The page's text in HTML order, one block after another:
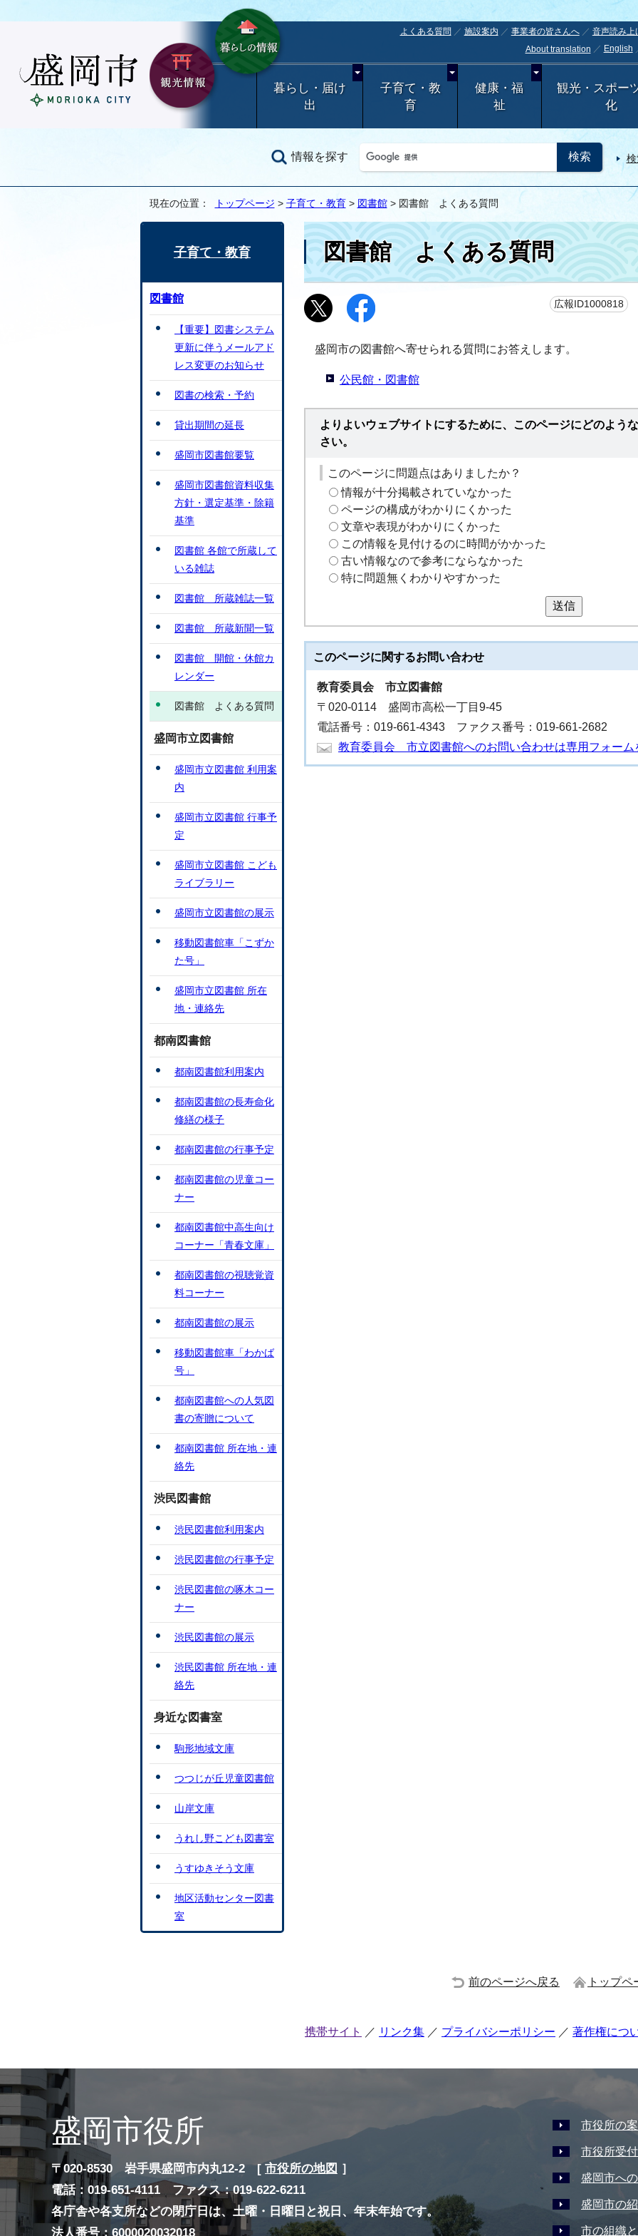
よくある質問 施設案内 事業者の皆さんへ 音声読み上
About translation
English
暮らし・届け
出
子育て・教
育
健康・福
祉
観光・スポー
化
情報を探す
現在の位置： トップページ > 子育て・教育> 図書館> 図書館 よくある質問
図書館 よくある質問
広報ID1000818
盛岡市の図書館へ寄せられる質問にお答えします。
公民館・図書館
よりよいウェブサイトにするために、このページにどのよう
さい。
このページに問題点はありましたか？
情報が十分掲載されていなかった
ページの構成がわかりにくかった
文章や表現がわかりにくかった
この情報を見付けるのに時間がかかった
古い情報なので参考にならなかった
特に問題無くわかりやすかった
送信
このページに関するお問い合わせ
教育委員会 市立図書館
〒020-0114 盛岡市高松一丁目9-45
電話番号：019-661-4343 ファクス番号：019-661-2682
教育委員会 市立図書館へのお問い合わせは専用フォーム
子育て・教育
図書館
【重要】図書システム
更新に伴うメールアド
レス変更のお知らせ
図書の検索・予約
貸出期間の延長
盛岡市図書館要覧
盛岡市図書館資料収集
方針・選定基準・除籍
基準
図書館 各館で所蔵して
いる雑誌
図書館 所蔵雑誌一覧
図書館 所蔵新聞一覧
図書館 開館・休館カ
レンダー
図書館 よくある質問
盛岡市立図書館
盛岡市立図書館 利用案
内
盛岡市立図書館 行事予
定
盛岡市立図書館 こども
ライブラリー
盛岡市立図書館の展示
移動図書館車「こずか
た号」
盛岡市立図書館 所在
地・連絡先
都南図書館
都南図書館利用案内
都南図書館の長寿命化
修繕の様子
都南図書館の行事予定
都南図書館の児童コー
ナー
都南図書館中高生向け
コーナー「青春文庫」
都南図書館の視聴覚資
料コーナー
都南図書館の展示
移動図書館車「わかば
号」
都南図書館への人気図
書の寄贈について
都南図書館 所在地・連
絡先
渋民図書館
渋民図書館利用案内
渋民図書館の行事予定
渋民図書館の啄木コー
ナー
渋民図書館の展示
渋民図書館 所在地・連
絡先
身近な図書室
駒形地域文庫
つつじが丘児童図書館
山岸文庫
うれし野こども図書室
うすゆきそう文庫
地区活動センター図書
室
前のページへ戻る トップペ
携帯サイト リンク集 プライバシーポリシー 著作権につ
盛岡市役所
〒020-8530 岩手県盛岡市内丸12-2 [ 市役所の地図 ］
電話：019-651-4111 ファクス：019-622-6211
各庁舎や各支所などの閉庁日は、土曜・日曜日と祝日、年末年始です。
法人番号：6000020032018
市役所の
市役所受
盛岡市へ
盛岡市の
市の組織